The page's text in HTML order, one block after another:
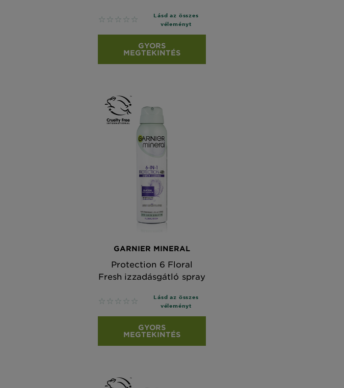
No reviews
Lásd az összes
véleményt
GYORS
MEGTEKINTÉS
GARNIER MINERAL
Protection 6 Floral
Fresh izzadásgátló spray
No reviews
Lásd az összes
véleményt
GYORS
MEGTEKINTÉS